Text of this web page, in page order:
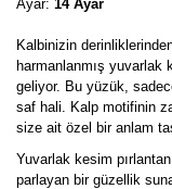
Ayar: 14 Ayar
Kalbinizin
harmanlanmış yuvarlak
geliyor. Bu yüzük,
saf hali. Kalp motifinin
size ait özel bir anlam
Yuvarlak kesim
parlayan bir güzellik